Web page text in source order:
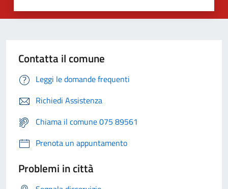
Contatta il comune
Leggi le domande frequenti
Richiedi Assistenza
Chiama il comune 075 89561
Prenota un appuntamento
Problemi in città